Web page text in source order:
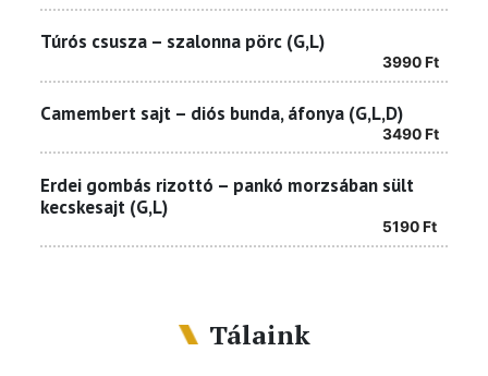
Túrós csusza – szalonna pörc (G,L)
3990Ft
Camembert sajt – diós bunda, áfonya (G,L,D)
3490Ft
Erdei gombás rizottó – pankó morzsában sült
kecskesajt (G,L)
5190Ft
Tálaink